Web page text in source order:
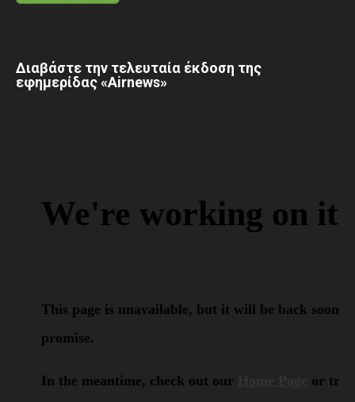
Διαβάστε την τελευταία έκδοση της
εφημερίδας «Airnews»